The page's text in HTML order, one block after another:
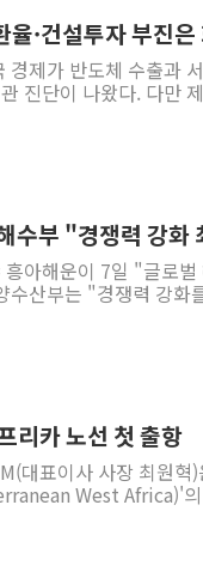
·건설투자 부진은
제가 반도체 수출과
진단이 나왔다. 다만
수부 "경쟁력 강화
아해운이 7일 "글로
산부는 "경쟁력 강화
리카 노선 첫 출항
대표이사 사장 최원혁
West Africa)'